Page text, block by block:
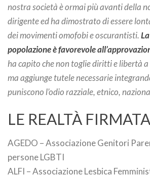
nostra società è ormai più avanti della
dirigente ed ha dimostrato di essere
dei movimenti omofobi e oscurantisti.
popolazione è favorevole
ha capito che non toglie diritti e libertà a
ma aggiunge tutele necessarie
puniscono l’odio razziale, etnico,
LE REALTÀ
AGEDO – Associazione Genitori
persone LGBTI
ALFI – Associazione Lesbica